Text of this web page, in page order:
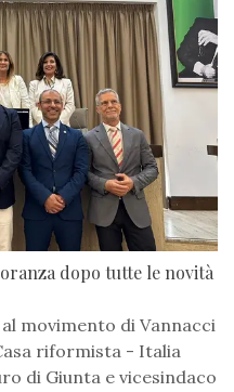
dopo tutte le novità
movimento di Vannacci
riformista - Italia
di Giunta e vicesindaco